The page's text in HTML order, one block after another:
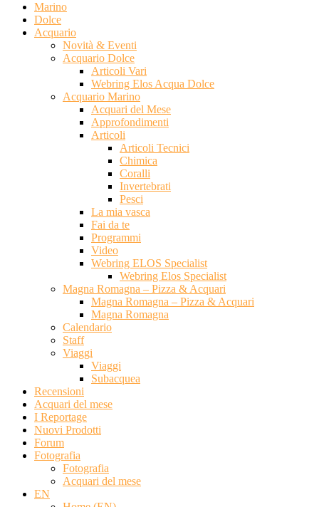
Marino
Dolce
Acquario
Novità & Eventi
Acquario Dolce
Articoli Vari
Webring Elos Acqua Dolce
Acquario Marino
Acquari del Mese
Approfondimenti
Articoli
Articoli Tecnici
Chimica
Coralli
Invertebrati
Pesci
La mia vasca
Fai da te
Programmi
Video
Webring ELOS Specialist
Webring Elos Specialist
Magna Romagna – Pizza & Acquari
Magna Romagna – Pizza & Acquari
Magna Romagna
Calendario
Staff
Viaggi
Viaggi
Subacquea
Recensioni
Acquari del mese
I Reportage
Nuovi Prodotti
Forum
Fotografia
Fotografia
Acquari del mese
EN